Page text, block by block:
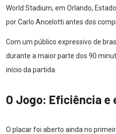
World Stadium, em Orlando,
por Carlo Ancelotti antes dos
Com um público expressivo de
durante a maior parte dos 90
início da partida.
O Jogo: Eficiência
O placar foi aberto ainda no